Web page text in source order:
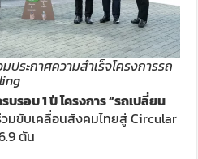
ประกาศความสำเร็จโครงการรถ
บรอบ 1 ปี โครงการ “รถเปลี่ยน
มขับเคลื่อนสังคมไทยสู่ Circular
ตัน